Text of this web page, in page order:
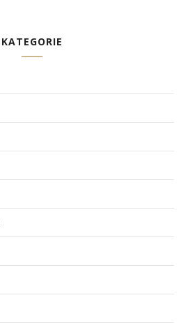
KATEGORIE